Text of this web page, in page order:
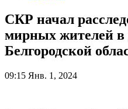
СКР начал
мирных жителей
Белгородской
09:15 Янв. 1, 2024